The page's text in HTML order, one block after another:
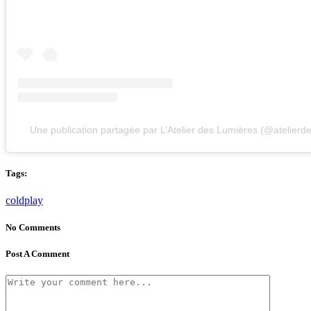
Une publication partagée par L’Atelier des Lumières
Tags:
coldplay
No Comments
Post A Comment